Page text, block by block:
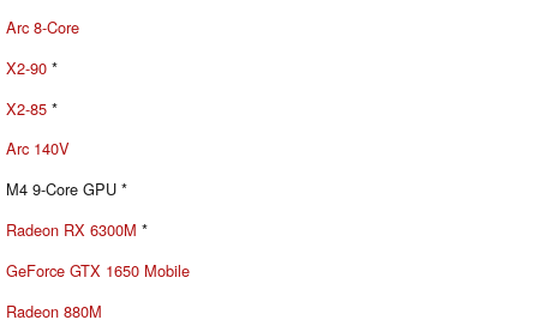
Arc 8-Core
X2-90 *
X2-85 *
Arc 140V
M4 9-Core GPU *
Radeon RX 6300M *
GeForce GTX 1650 Mobile
Radeon 880M